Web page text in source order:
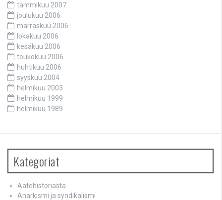
tammikuu 2007
joulukuu 2006
marraskuu 2006
lokakuu 2006
kesäkuu 2006
toukokuu 2006
huhtikuu 2006
syyskuu 2004
helmikuu 2003
helmikuu 1999
helmikuu 1989
Kategoriat
Aatehistoriasta
Anarkismi ja syndikalismi